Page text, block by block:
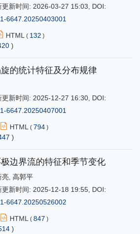
更新时间: 2026-03-27 15:03
DOI:
6647.20250403001
HTML ( 132 )
)
的统计特征及分布规律
更新时间: 2025-12-27 16:30 DOI:
6647.20250407001
HTML ( 794 )
)
边界流的特征和季节变化
亮 高郭平
更新时间: 2025-12-18 19:55 DOI:
6647.20250526002
HTML ( 847 )
)